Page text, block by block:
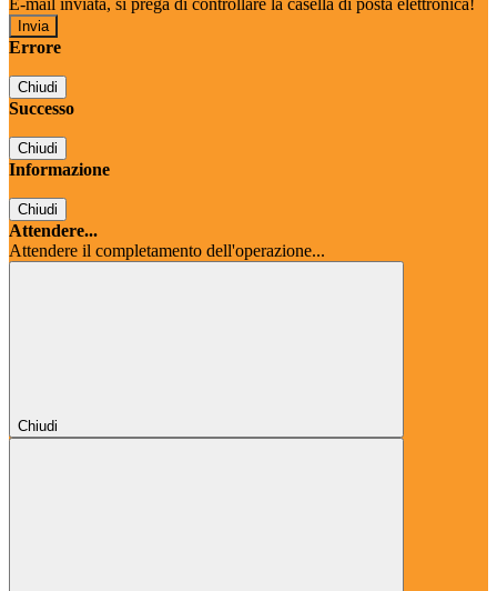
E-mail inviata, si prega di controllare la casella di posta elettronica!
Errore
Chiudi
Successo
Chiudi
Informazione
Chiudi
Attendere...
Attendere il completamento dell'operazione...
Chiudi